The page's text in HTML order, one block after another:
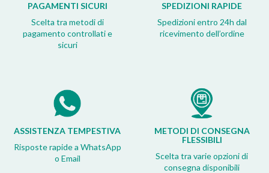
PAGAMENTI SICURI
Scelta tra metodi di
pagamento controllati e
sicuri
SPEDIZIONI RAPIDE
Spedizioni entro 24h dal
ricevimento dell’ordine
ASSISTENZA TEMPESTIVA
Risposte rapide a WhatsApp
o Email
METODI DI CONSEGNA
FLESSIBILI
Scelta tra varie opzioni di
consegna disponibili